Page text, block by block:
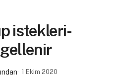
istekleri-
1 Ekim 2020